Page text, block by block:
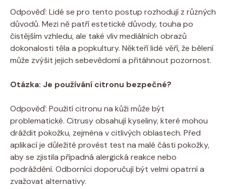
Odpověď: Lidé se pro tento postup rozhodují z různých
důvodů. Mezi ně patří estetické důvody, touha po
čistějším vzhledu, ale také vliv mediálních obrazů
dokonalosti těla a popkultury. Někteří lidé věří, že bělení
může zvýšit jejich sebevědomí a přitáhnout pozornost.
Otázka: Je používání citronu bezpečné?
Odpověď: Použití citronu na kůži může být
problematické. Citrusy obsahují kyseliny, které mohou
dráždit pokožku, zejména v citlivých oblastech. Před
aplikací je důležité provést test na malé části pokožky,
aby se zjistila případná alergická reakce nebo
podráždění. Odborníci doporučují být velmi opatrní a
zvažovat alternativy.